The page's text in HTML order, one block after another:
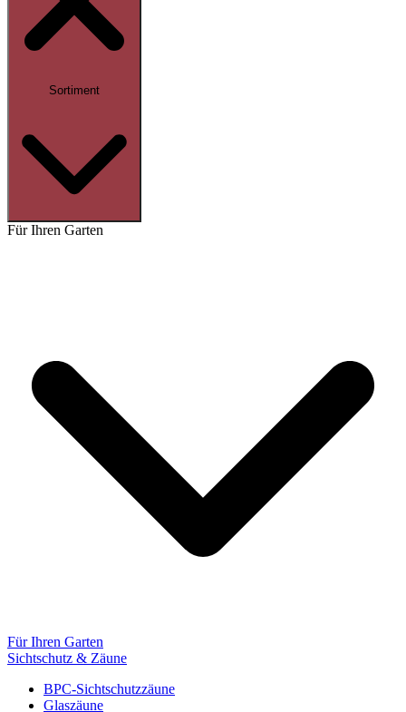
Sortiment
Für Ihren Garten
Für Ihren Garten
Sichtschutz & Zäune
BPC-Sichtschutzzäune
Glaszäune